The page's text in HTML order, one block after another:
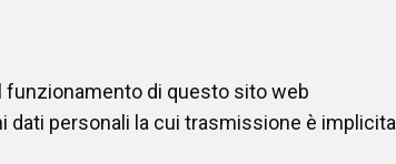
di questo sito web
dati personali la cui trasmissione è implicita